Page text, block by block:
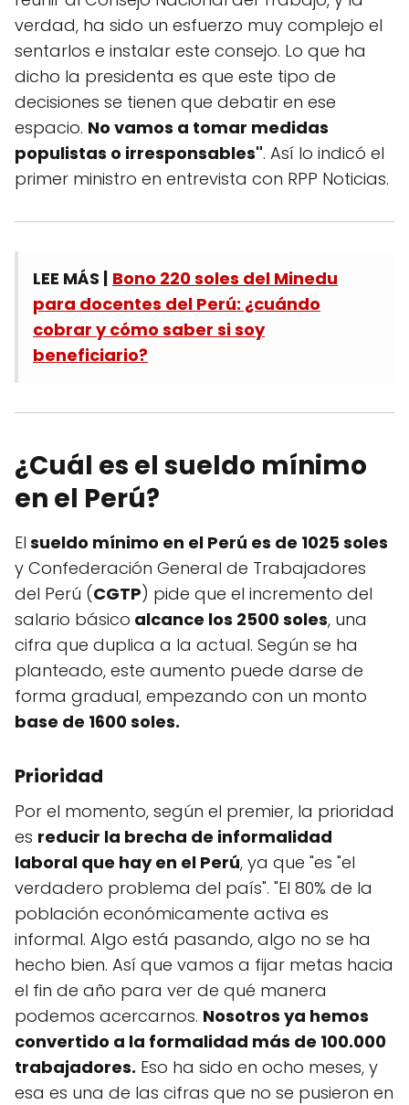
verdad, ha sido un esfuerzo muy complejo el
sentarlos e instalar este consejo. Lo que ha
dicho la presidenta es que este tipo de
decisiones se tienen que debatir en ese
espacio. No vamos a tomar medidas
populistas o irresponsables". Así lo indicó el
primer ministro en entrevista con RPP Noticias.
LEE MÁS | Bono 220 soles del Minedu
para docentes del Perú: ¿cuándo
cobrar y cómo saber si soy
beneficiario?
¿Cuál es el sueldo mínimo
en el Perú?
El sueldo mínimo en el Perú es de 1025 soles
y Confederación General de Trabajadores
del Perú (CGTP) pide que el incremento del
salario básico alcance los 2500 soles, una
cifra que duplica a la actual. Según se ha
planteado, este aumento puede darse de
forma gradual, empezando con un monto
base de 1600 soles.
Prioridad
Por el momento, según el premier, la prioridad
es reducir la brecha de informalidad
laboral que hay en el Perú, ya que "es "el
verdadero problema del país". "El 80% de la
población económicamente activa es
informal. Algo está pasando, algo no se ha
hecho bien. Así que vamos a fijar metas hacia
el fin de año para ver de qué manera
podemos acercarnos. Nosotros ya hemos
convertido a la formalidad más de 100.000
trabajadores. Eso ha sido en ocho meses, y
esa es una de las cifras que no se pusieron en